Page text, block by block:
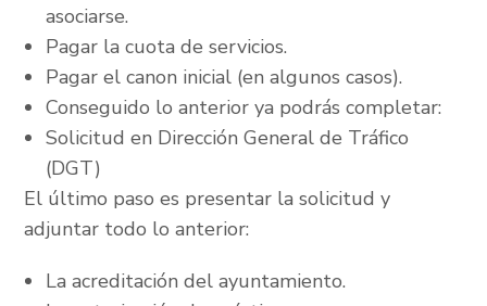
asociarse.
Pagar la cuota de servicios.
Pagar el canon inicial (en algunos casos).
Conseguido lo anterior ya podrás completar:
Solicitud en Dirección General de Tráfico
(DGT)
El último paso es presentar la solicitud y
adjuntar todo lo anterior:
La acreditación del ayuntamiento.